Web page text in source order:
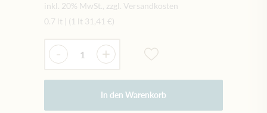
inkl. 20% MwSt., zzgl. Versandkosten
0.7 lt
(1 lt 31,41 €)
Menge
- +
In den Warenkorb